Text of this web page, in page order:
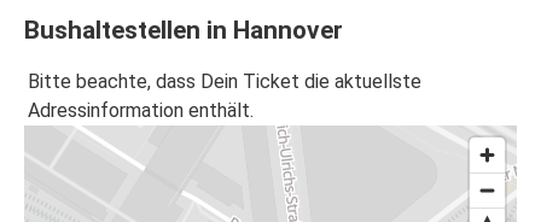
Bushaltestellen in Hannover
Bitte beachte, dass Dein Ticket die aktuellste
Adressinformation enthält.